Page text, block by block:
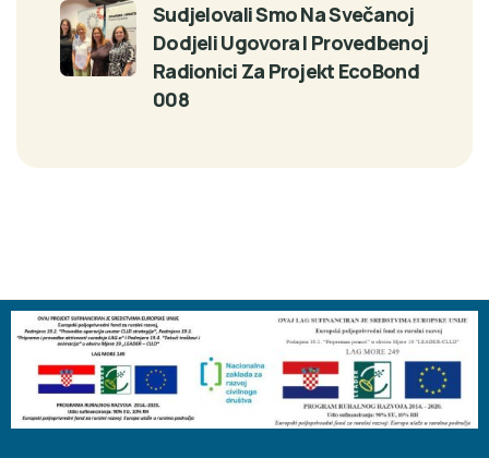
Sudjelovali Smo Na Svečanoj
Dodjeli Ugovora I Provedbenoj
Radionici Za Projekt EcoBond
008